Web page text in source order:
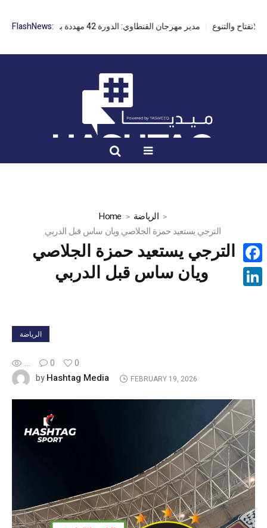
FlashNews: مدير مهرجان القنطاوي: الدورة 42 مهددة بسبب تأخر التراخيص
Home
الرياضة
الترجي يستعيد حمزة الجلاصي
الرياضة
... 0
0
byHashtag Media FEBRUARY 19, 2026